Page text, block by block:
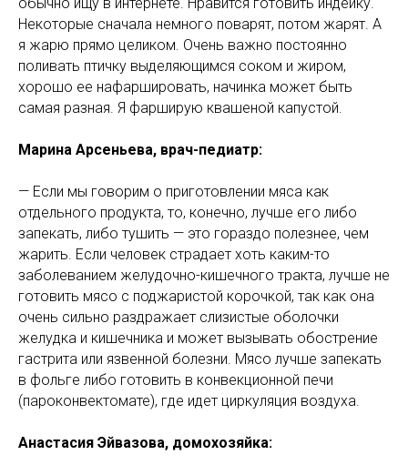
обычно ищу в интернете. Нравится готовить индейку.
Некоторые сначала немного поварят, потом жарят. А
я жарю прямо целиком. Очень важно постоянно
поливать птичку выделяющимся соком и жиром,
хорошо ее нафаршировать, начинка может быть
самая разная. Я фарширую квашеной капустой.
Марина Арсеньева, врач-педиатр:
— Если мы говорим о приготовлении мяса как
отдельного продукта, то, конечно, лучше его либо
запекать, либо тушить — это гораздо полезнее, чем
жарить. Если человек страдает хоть каким-то
заболеванием желудочно-кишечного тракта, лучше не
готовить мясо с поджаристой корочкой, так как она
очень сильно раздражает слизистые оболочки
желудка и кишечника и может вызывать обострение
гастрита или язвенной болезни. Мясо лучше запекать
в фольге либо готовить в конвекционной печи
(пароконвектомате), где идет циркуляция воздуха.
Анастасия Эйвазова, домохозяйка: